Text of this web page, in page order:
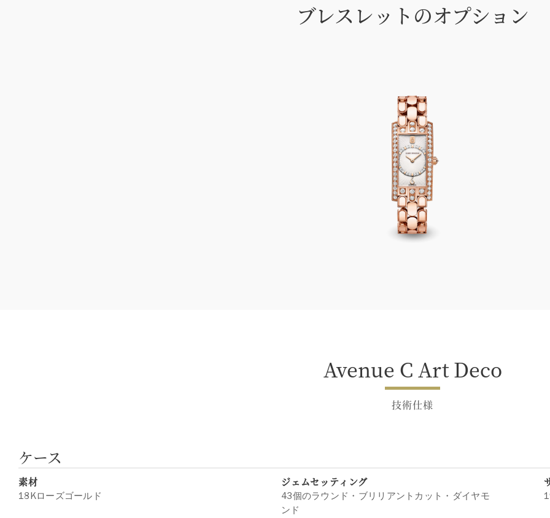
ブレスレットのオプション
Avenue C Art Deco
技術仕様
ケース
素材
18Kローズゴールド
ジェムセッティング
43個のラウンド・ブリリアントカット・ダイヤモ
ンド